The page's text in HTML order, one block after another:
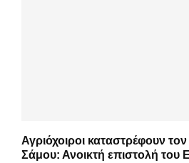
Αγριόχοιροι καταστρέφουν
Σάμου: Ανοικτή επιστολή του